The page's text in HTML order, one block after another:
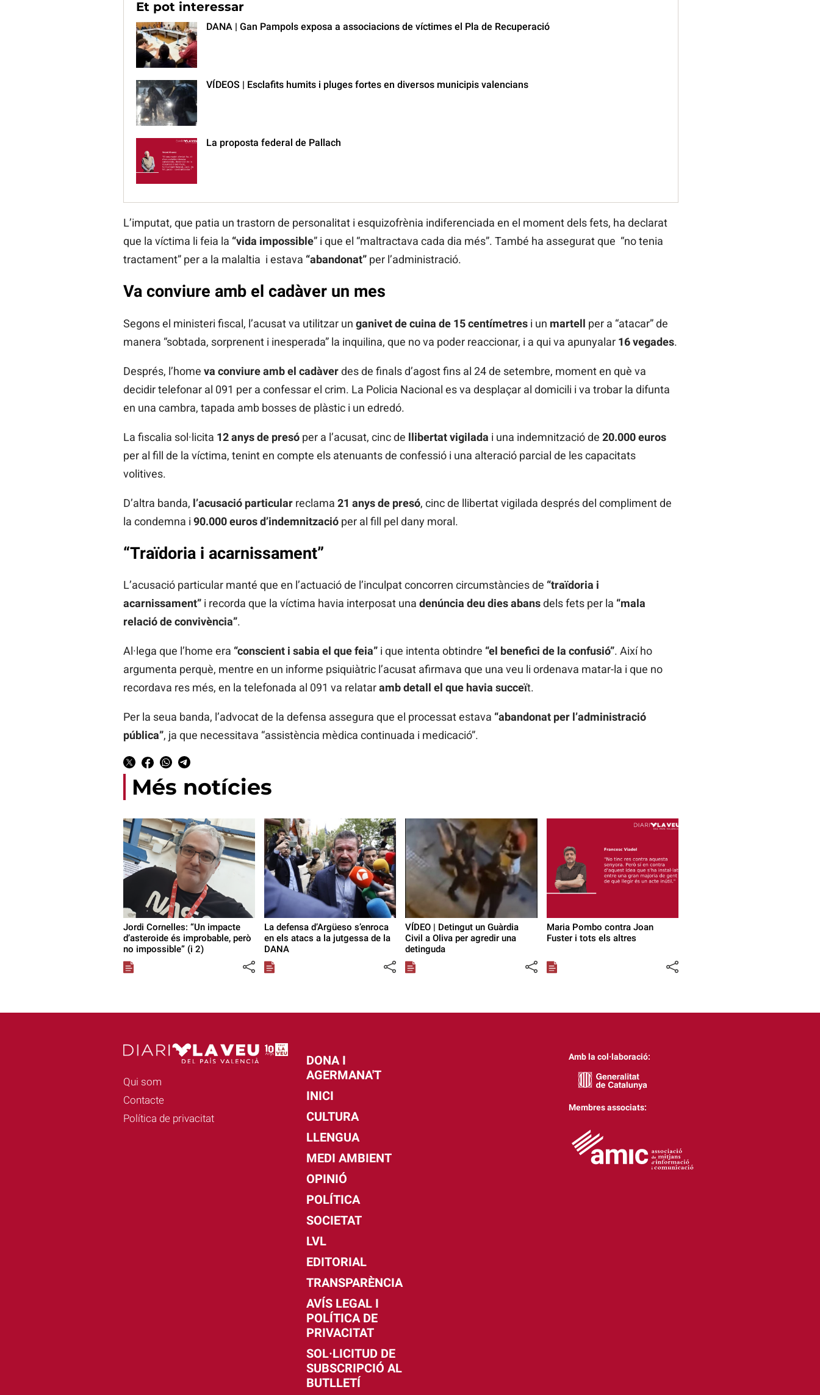
Et pot interessar
DANA | Gan Pampols exposa a associacions de víctimes el Pla de Recuperació
VÍDEOS | Esclafits humits i pluges fortes en diversos municipis valencians
La proposta federal de Pallach
L’imputat, que patia un trastorn de personalitat i esquizofrènia indiferenciada en el moment dels fets, ha declarat
que la víctima li feia la “vida impossible” i que el “maltractava cada dia més”. També ha assegurat que “no tenia
tractament” per a la malaltia i estava “abandonat”per l’administració.
Va conviure amb el cadàver un mes
Segons el ministeri fiscal, l’acusat va utilitzar un ganivet de cuina de 15 centímetresi un martell per a “atacar” de
manera “sobtada, sorprenent i inesperada” la inquilina, que no va poder reaccionar, i a qui va apunyalar 16 vegades.
Després, l’home va conviure amb el cadàverdes de finals d’agost fins al 24 de setembre, moment en què va
decidir telefonar al 091 per a confessar el crim. La Policia Nacional es va desplaçar al domicili i va trobar la difunta
en una cambra, tapada amb bosses de plàstic i un edredó.
La fiscalia sol·licita 12 anys de presóper a l’acusat, cinc de llibertat vigilada i una indemnització de 20.000 euros
per al fill de la víctima, tenint en compte els atenuants de confessió i una alteració parcial de les capacitats
volitives.
D’altra banda, l’acusació particularreclama 21 anys de presó, cinc de llibertat vigilada després del compliment de
la condemna i 90.000 euros d’indemnitzacióper al fill pel dany moral.
“Traïdoria i acarnissament”
L’acusació particular manté que en l’actuació de l’inculpat concorren circumstàncies de “traïdoria i
acarnissament”i recorda que la víctima havia interposat una denúncia deu dies abansdels fets per la “mala
relació de convivència”.
Al·lega que l’home era “conscient i sabia el que feia”i que intenta obtindre “el benefici de la confusió”. Així ho
argumenta perquè, mentre en un informe psiquiàtric l’acusat afirmava que una veu li ordenava matar-la i que no
recordava res més, en la telefonada al 091 va relataramb detall el que havia succeït.
Per la seua banda, l’advocat de la defensa assegura que el processat estava “abandonat per l’administració
pública”, ja que necessitava “assistència mèdica continuada i medicació”.
Més notícies
Jordi Cornelles: “Un impacte
d’asteroide és improbable, però
no impossible” (i 2)
La defensa d’Argüeso s’enroca
en els atacs a la jutgessa de la
DANA
VÍDEO | Detingut un Guàrdia
Civil a Oliva per agredir una
detinguda
Maria Pombo contra Joan
Fuster i tots els altres
Qui som
Contacte
Política de privacitat
DONA I
AGERMANA'T
INICI
CULTURA
LLENGUA
MEDI AMBIENT
OPINIÓ
POLÍTICA
SOCIETAT
LVL
EDITORIAL
TRANSPARÈNCIA
AVÍS LEGAL I
POLÍTICA DE
PRIVACITAT
SOL·LICITUD DE
SUBSCRIPCIÓ AL
BUTLLETÍ
Amb la col·laboració:
Membres associats: